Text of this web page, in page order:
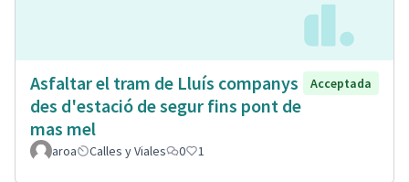
Asfaltar el tram de Lluís companys
des d'estació de segur fins pont de
mas mel
Acceptada
aroa Calles y Viales 0 1